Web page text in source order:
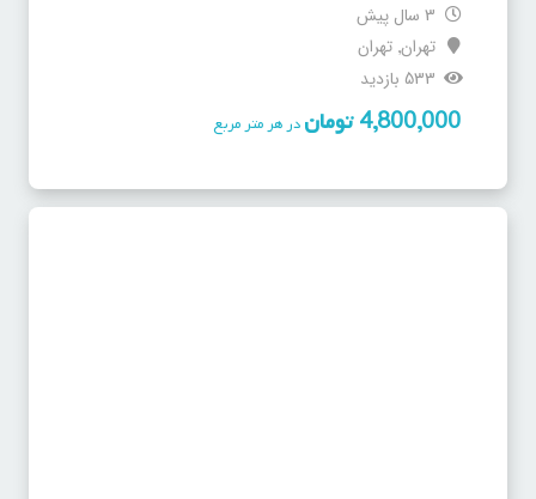
3 سال پیش
تهران,تهران
533 بازدید
4,800,000 توماندر هر متر مربع